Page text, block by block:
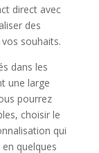
direct avec
des
souhaits.
dans les
une large
pourrez
choisir le
qui
quelques